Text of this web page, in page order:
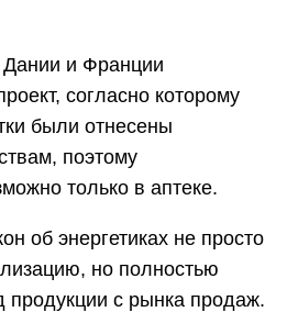
и Франции
согласно которому
были отнесены
поэтому
только в аптеке.
об энергетиках не просто
но полностью
с рынка продаж.